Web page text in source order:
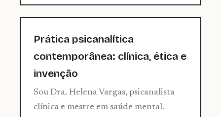
Prática psicanalítica
contemporânea: clínica, ética e
invenção
Sou Dra. Helena Vargas, psicanalista
clínica e mestre em saúde mental.